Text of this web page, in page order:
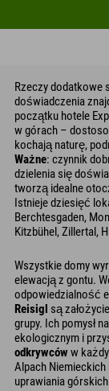
Rzeczy dodatkowe
doświadczenia
początku hotele
w górach –
kochają naturę,
Ważne: czynnik
dzielenia się
tworzą idealne
Istnieje dziesięć
Berchtesgaden,
Kitzbühel, Zillertal,
Wszystkie domy
elewacją z gontu.
odpowiedzialność
Reisigl są
grupy. Ich pomysł
ekologicznym i
odkrywców w
Alpach
uprawiania